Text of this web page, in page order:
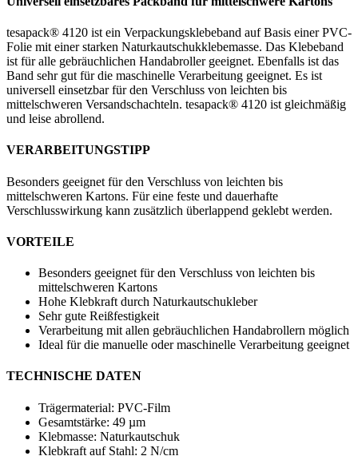
tesapack® 4120 ist ein Verpackungsklebeband auf Basis einer PVC-
Folie mit einer starken Naturkautschukklebemasse. Das Klebeband
ist für alle gebräuchlichen Handabroller geeignet. Ebenfalls ist das
Band sehr gut für die maschinelle Verarbeitung geeignet. Es ist
universell einsetzbar für den Verschluss von leichten bis
mittelschweren Versandschachteln. tesapack® 4120 ist gleichmäßig
und leise abrollend.
VERARBEITUNGSTIPP
Besonders geeignet für den Verschluss von leichten bis
mittelschweren Kartons. Für eine feste und dauerhafte
Verschlusswirkung kann zusätzlich überlappend geklebt werden.
VORTEILE
Besonders geeignet für den Verschluss von leichten bis
mittelschweren Kartons
Hohe Klebkraft durch Naturkautschukleber
Sehr gute Reißfestigkeit
Verarbeitung mit allen gebräuchlichen Handabrollern möglich
Ideal für die manuelle oder maschinelle Verarbeitung geeignet
TECHNISCHE DATEN
Trägermaterial: PVC-Film
Gesamtstärke: 49 µm
Klebmasse: Naturkautschuk
Klebkraft auf Stahl: 2 N/cm